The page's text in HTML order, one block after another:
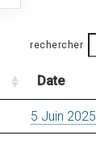
rechercher
Date
5 Juin 2025